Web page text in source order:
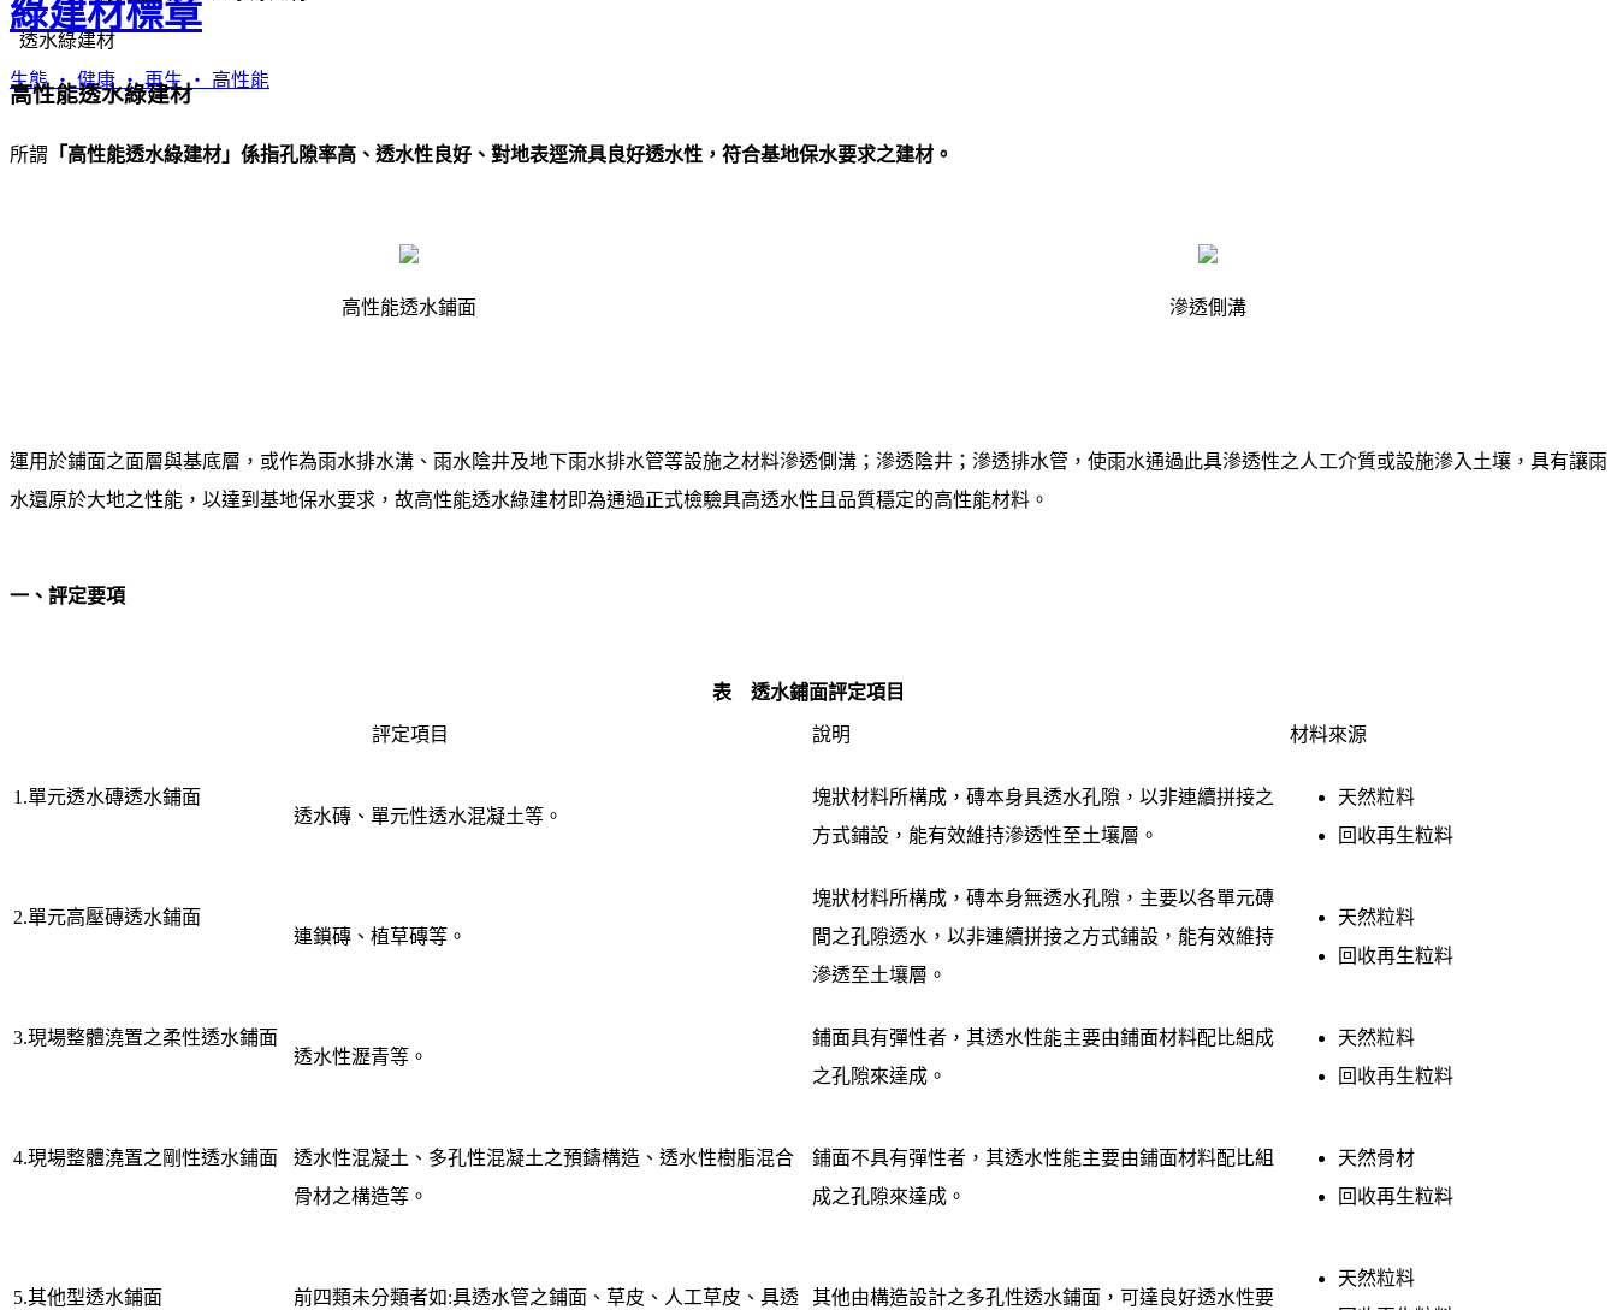
綠建材標章
生態 ‧ 健康 ‧ 再生 ‧ 高性能
透水綠建材
高性能透水綠建材
所謂 「高性能透水綠建材」係指孔隙率高、透水性良好、對地表逕流具良好透水性，符合基地保水要求之建材。
高性能透水鋪面 滲透側溝
運用於鋪面之面層與基底層，或作為雨水排水溝、雨水陰井及地下雨水排水管等設施之材料滲透側溝；滲透陰井；滲透排水管，使雨水通過此具滲透性之人工介質或設施滲入土壤，具有讓雨
水還原於大地之性能，以達到基地保水要求，故高性能透水綠建材即為通過正式檢驗具高透水性且品質穩定的高性能材料。
一、評定要項
表 透水鋪面評定項目
評定項目 說明 材料來源
1.單元透水磚透水鋪面
透水磚、單元性透水混凝土等。
塊狀材料所構成，磚本身具透水孔隙，以非連續拼接之
方式鋪設，能有效維持滲透性至土壤層。
天然粒料
回收再生粒料
2.單元高壓磚透水鋪面
連鎖磚、植草磚等。
塊狀材料所構成，磚本身無透水孔隙，主要以各單元磚
間之孔隙透水，以非連續拼接之方式鋪設，能有效維持
滲透至土壤層。
天然粒料
回收再生粒料
3.現場整體澆置之柔性透水鋪面
透水性瀝青等。
鋪面具有彈性者，其透水性能主要由鋪面材料配比組成
之孔隙來達成。
天然粒料
回收再生粒料
4.現場整體澆置之剛性透水鋪面
透水性混凝土、多孔性混凝土之預鑄構造、透水性樹脂混合
骨材之構造等。
鋪面不具有彈性者，其透水性能主要由鋪面材料配比組
成之孔隙來達成。
天然骨材
回收再生粒料
5.其他型透水鋪面 前四類未分類者如:具透水管之鋪面、草皮、人工草皮、具透 其他由構造設計之多孔性透水鋪面，可達良好透水性要
天然粒料